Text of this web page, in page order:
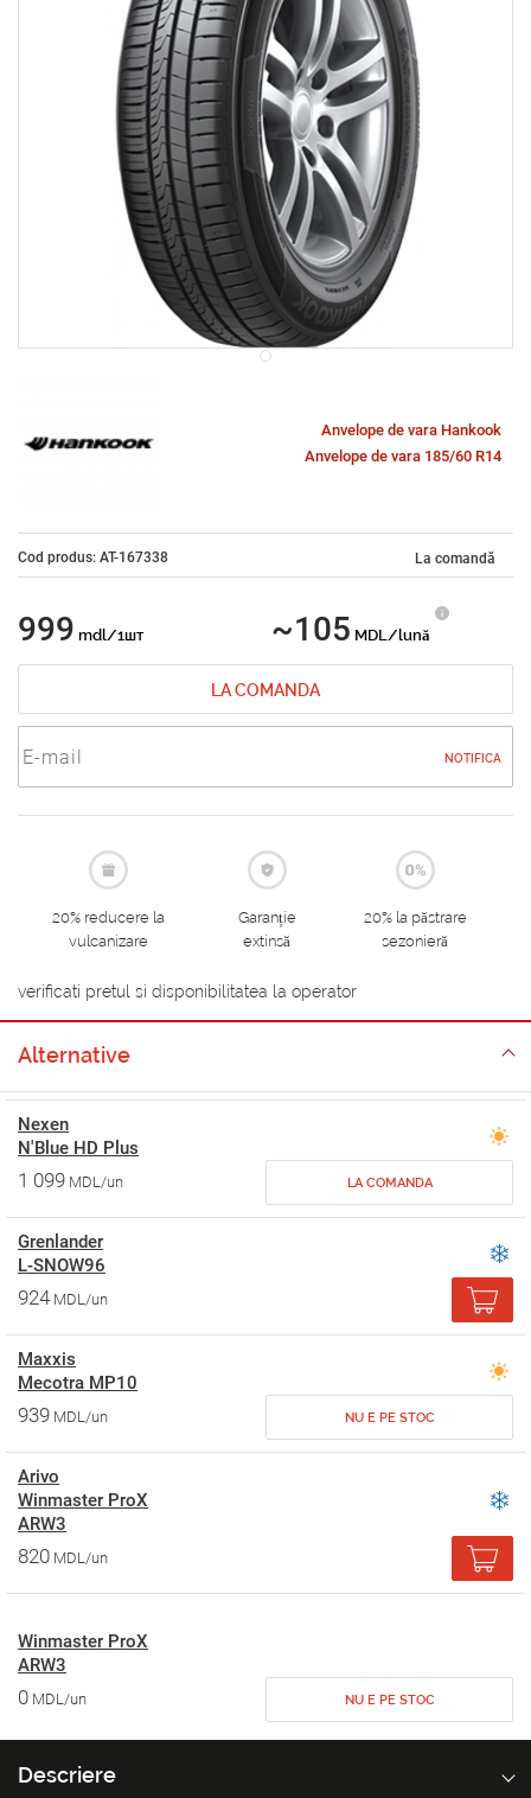
Anvelope de vara Hankook
Anvelope de vara 185/60 R14
Cod produs: AT-167338 La comandă
999 mdl/1шт ~105 MDL/lună
LA COMANDA
NOTIFICA
20% reducere la
vulcanizare
Garanție
extinsă
20% la păstrare
sezonieră
verificati pretul si disponibilitatea la operator
Alternative
Nexen
N'Blue HD Plus
1 099 MDL/un LA COMANDA
Grenlander
L-SNOW96
924 MDL/un
Maxxis
Mecotra MP10
939 MDL/un NU E PE STOC
Arivo
Winmaster ProX
ARW3
820 MDL/un
Winmaster ProX
ARW3
0 MDL/un NU E PE STOC
Descriere